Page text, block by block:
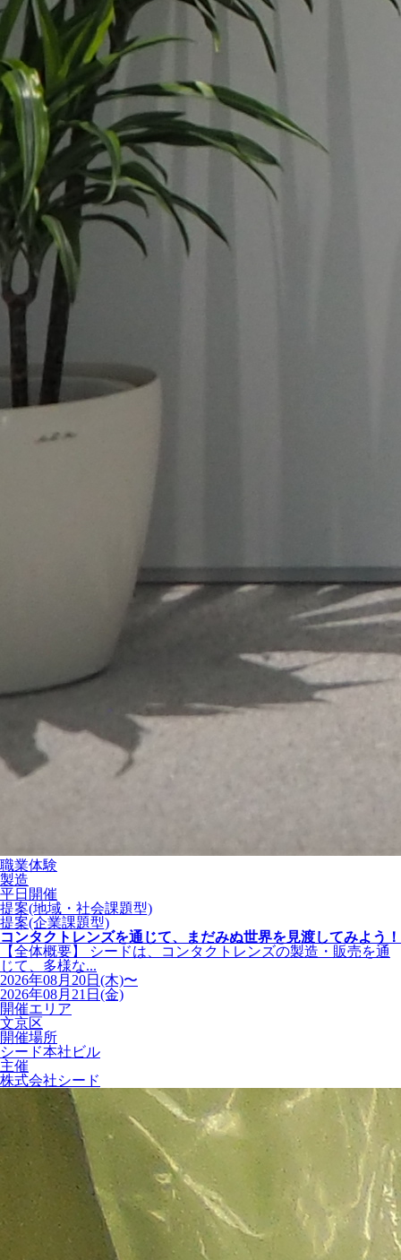
職業体験
製造
平日開催
提案(地域・社会課題型)
提案(企業課題型)
コンタクトレンズを通じて、まだみぬ世界を見渡してみよう！
【全体概要】 シードは、コンタクトレンズの製造・販売を通
じて、多様な...
2026年08月20日(木)〜
2026年08月21日(金)
開催エリア
文京区
開催場所
シード本社ビル
主催
株式会社シード